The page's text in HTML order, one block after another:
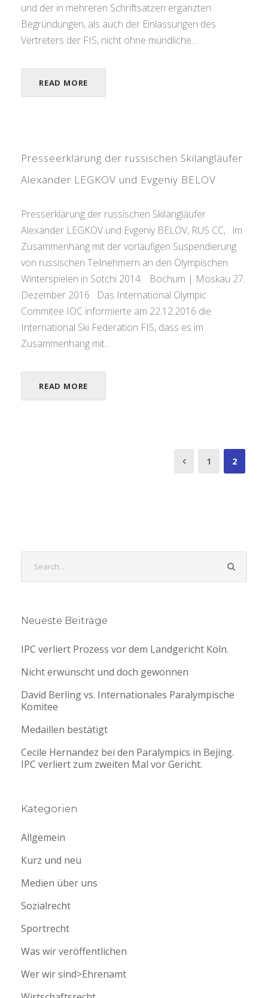
und der in mehreren Schriftsätzen ergänzten
Begründungen, als auch der Einlassungen des
Vertreters der FIS, nicht ohne mündliche...
READ MORE
Presseerklärung der russischen Skilangläufer
Alexander LEGKOV und Evgeniy BELOV
Presserklärung der russischen Skilangläufer
Alexander LEGKOV und Evgeniy BELOV, RUS CC, im
Zusammenhang mit der vorläufigen Suspendierung
von russischen Teilnehmern an den Olympischen
Winterspielen in Sotchi 2014. Bochum | Moskau 27.
Dezember 2016 Das International Olympic
Commitee IOC informierte am 22.12.2016 die
International Ski Federation FIS, dass es im
Zusammenhang mit...
READ MORE
1 2
Neueste Beiträge
IPC verliert Prozess vor dem Landgericht Köln.
Nicht erwünscht und doch gewonnen
David Berling vs. Internationales Paralympische
Komitee
Medaillen bestätigt
Cecile Hernandez bei den Paralympics in Bejing.
IPC verliert zum zweiten Mal vor Gericht.
Kategorien
Allgemein
Kurz und neu
Medien über uns
Sozialrecht
Sportrecht
Was wir veröffentlichen
Wer wir sind>Ehrenamt